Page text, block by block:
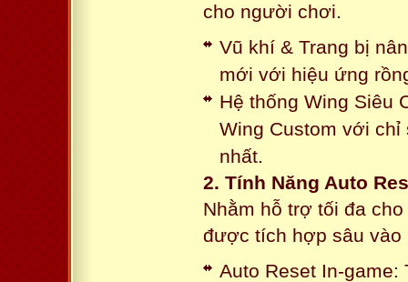
cho người chơi.
Vũ khí & Trang bị
mới với hiệu ứng
Hệ thống Wing Siêu
Wing Custom với
nhất.
2. Tính Năng Auto
Nhằm hỗ trợ tối đa
được tích hợp sâu vào
Auto Reset In-game: